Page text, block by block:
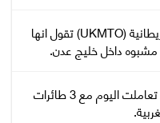
اليمن: هيئة عمليات التجارة البحرية البريطانية (UKMTO) تقول انها
داخل خليج عدن.
وزارة الدفاع الإماراتية: الدفاعات الجوية تعاملت اليوم مع 3 طائرات